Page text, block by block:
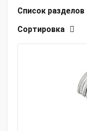
Список разделов
Сортировка